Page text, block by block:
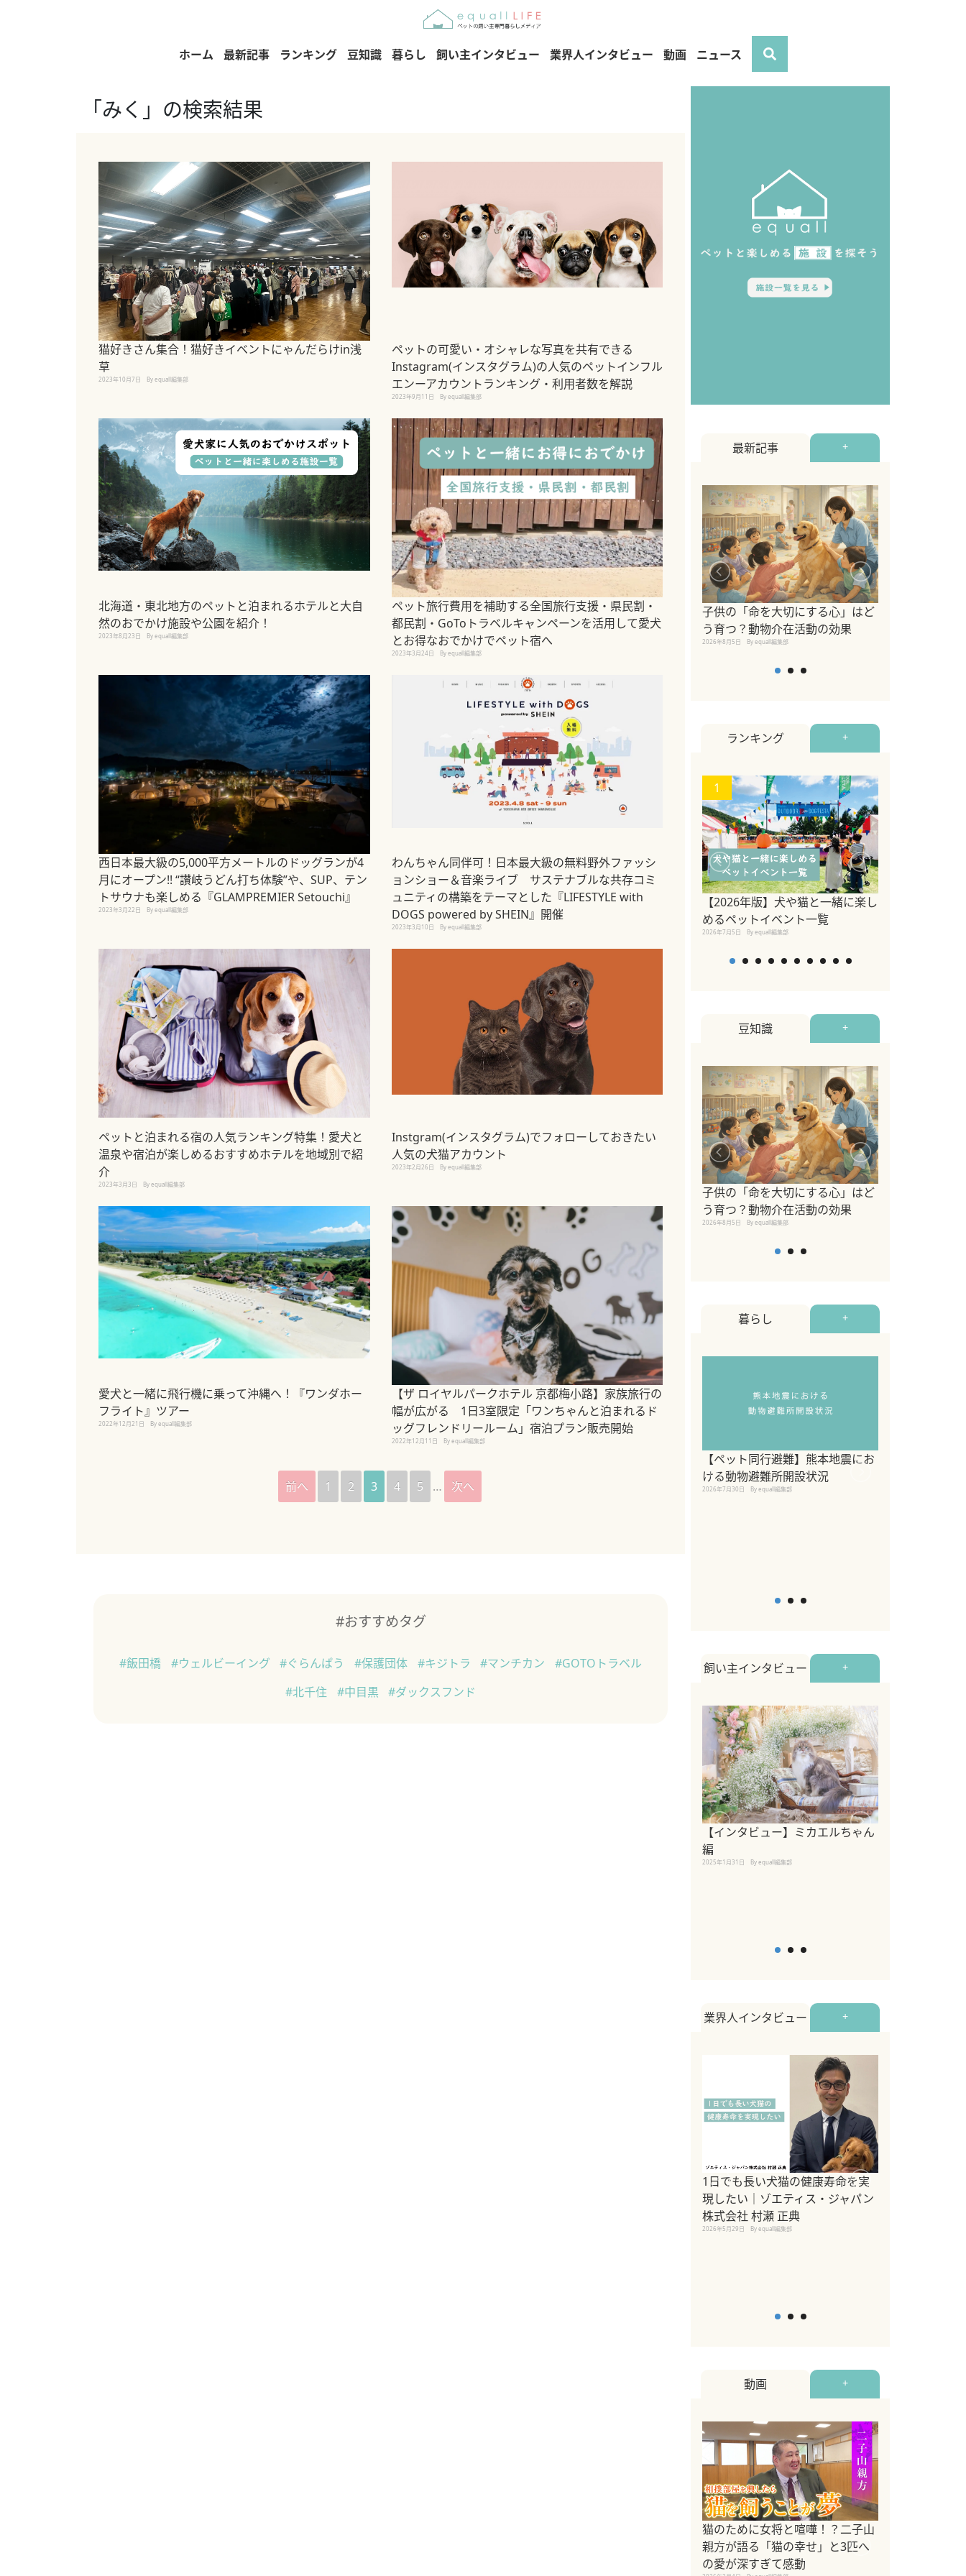
ホーム 最新記事 ランキング 豆知識 暮らし 飼い主インタビュー 業界人インタビュー 動画 ニュース
「みく」の検索結果
猫好きさん集合！猫好きイベントにゃんだらけin浅
草
2023年10月7日 By equall編集部
ペットの可愛い・オシャレな写真を共有できる
Instagram(インスタグラム)の人気のペットインフル
エンーアカウントランキング・利用者数を解説
2023年9月11日 By equall編集部
北海道・東北地方のペットと泊まれるホテルと大自
然のおでかけ施設や公園を紹介！
2023年8月23日 By equall編集部
ペット旅行費用を補助する全国旅行支援・県民割・
都民割・GoToトラベルキャンペーンを活用して愛犬
とお得なおでかけでペット宿へ
2023年3月24日 By equall編集部
西日本最大級の5,000平方メートルのドッグランが4
月にオープン!! “讃岐うどん打ち体験”や、SUP、テン
トサウナも楽しめる『GLAMPREMIER Setouchi』
2023年3月22日 By equall編集部
わんちゃん同伴可！日本最大級の無料野外ファッシ
ョンショー＆音楽ライブ サステナブルな共存コミ
ュニティの構築をテーマとした『LIFESTYLE with
DOGS powered by SHEIN』開催
2023年3月10日 By equall編集部
ペットと泊まれる宿の人気ランキング特集！愛犬と
温泉や宿泊が楽しめるおすすめホテルを地域別で紹
介
2023年3月3日 By equall編集部
Instgram(インスタグラム)でフォローしておきたい
人気の犬猫アカウント
2023年2月26日 By equall編集部
愛犬と一緒に飛行機に乗って沖縄へ！『ワンダホー
フライト』ツアー
2022年12月21日 By equall編集部
【ザ ロイヤルパークホテル 京都梅小路】家族旅行の
幅が広がる 1日3室限定「ワンちゃんと泊まれるド
ッグフレンドリールーム」宿泊プラン販売開始
2022年12月11日 By equall編集部
前へ 1 2 3 4 5 … 次へ
#おすすめタグ
#飯田橋 #ウェルビーイング #ぐらんぱう #保護団体 #キジトラ #マンチカン
#GOTOトラベル
#北千住
#中目黒 #ダックスフンド
最新記事 +
子供の「命を大切にする心」はど
う育つ？動物介在活動の効果
2026年8月5日 By equall編集部
ランキング +
1
【2026年版】犬や猫と一緒に楽し
めるペットイベント一覧
2026年7月5日 By equall編集部
豆知識 +
子供の「命を大切にする心」はど
う育つ？動物介在活動の効果
2026年8月5日 By equall編集部
暮らし +
【ペット同行避難】熊本地震にお
ける動物避難所開設状況
2026年7月30日 By equall編集部
飼い主インタビュー +
【インタビュー】ミカエルちゃん
編
2025年1月31日 By equall編集部
業界人インタビュー +
1日でも長い犬猫の健康寿命を実
現したい｜ゾエティス・ジャパン
株式会社 村瀬 正典
2026年5月29日 By equall編集部
動画 +
猫のために女将と喧嘩！？二子山
親方が語る「猫の幸せ」と3匹へ
の愛が深すぎて感動